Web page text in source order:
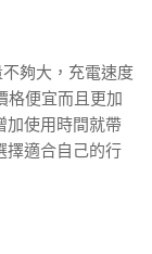
不夠大，充電速度
格便宜而且更加
加使用時間就帶
擇適合自己的行